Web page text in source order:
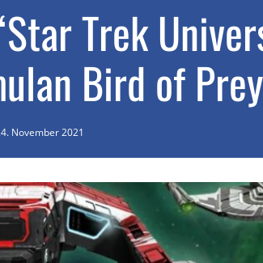
Trek
Bird of
November 2021